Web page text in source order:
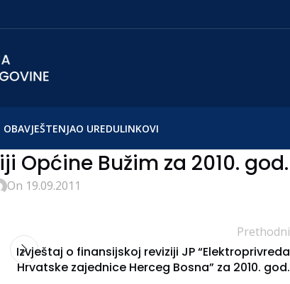
O UREDULINKOVI
Općine Bužim za 2010. god.
On 19.09.2011
Prethodni
Izvještaj o finansijskoj reviziji JP “Elektroprivreda
Hrvatske zajednice Herceg Bosna” za 2010. god.